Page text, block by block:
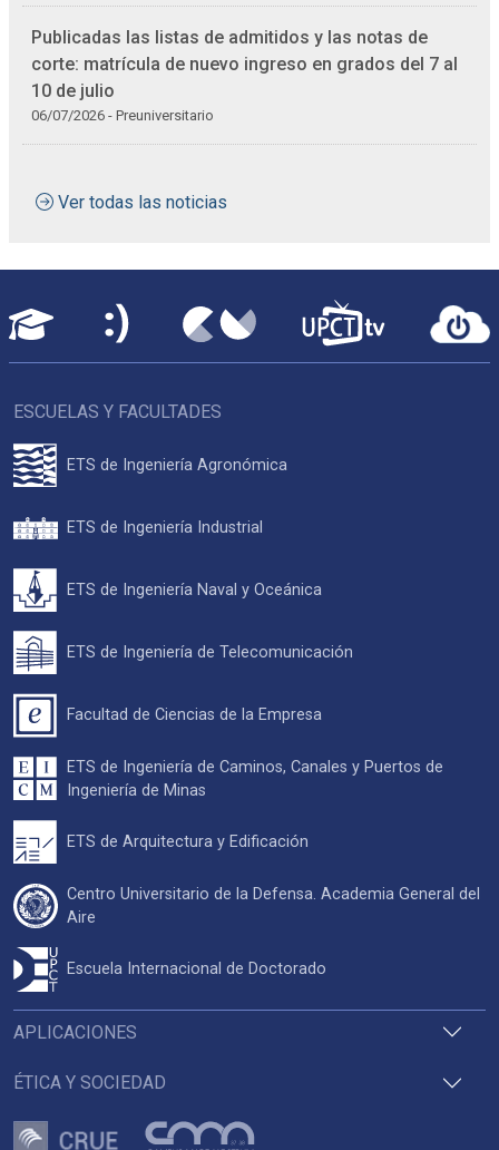
Publicadas las listas de admitidos y las notas de
corte: matrícula de nuevo ingreso en grados del 7 al
10 de julio
06/07/2026 - Preuniversitario
Ver todas las noticias
APLICACIONES
ÉTICA Y SOCIEDAD
ESCUELAS Y FACULTADES
ETS de Ingeniería Agronómica
ETS de Ingeniería Industrial
ETS de Ingeniería Naval y Oceánica
ETS de Ingeniería de Telecomunicación
Facultad de Ciencias de la Empresa
ETS de Ingeniería de Caminos, Canales y Puertos de
Ingeniería de Minas
ETS de Arquitectura y Edificación
Centro Universitario de la Defensa. Academia General del
Aire
Escuela Internacional de Doctorado